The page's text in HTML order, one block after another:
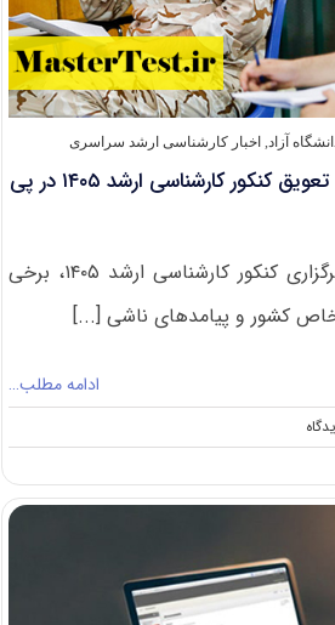
آزاد,اخبار کارشناسی ارشد سراسری
درخواست داوطلبان برای تعویق کنکور کارشناسی ارشد ۱۴۰۵ در پی
با نزدیک شدن به زمان برگزاری کنکور کارشناسی ارشد ۱۴۰۵، برخی
خاص کشور و پیامدهای ناشی [...]
ادامه مطلب…
on
درخواست
برای
کارشناسی
ارشد
۱۴۰۵